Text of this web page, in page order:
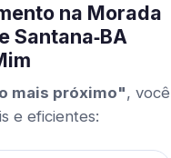
na Morada
Santana‑BA
mais próximo", você
e eficientes: